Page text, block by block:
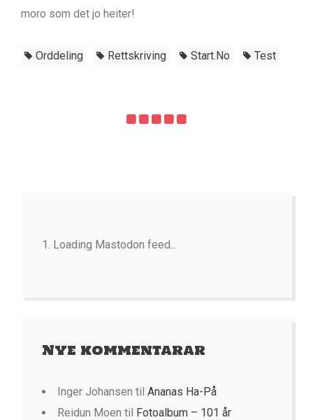
moro som det jo heiter!
Orddeling Rettskriving Start.no Test
Loading Mastodon feed...
Nye kommentarar
Inger Johansen til Ananas Ha-På
Reidun Moen til Fotoalbum – 101 år